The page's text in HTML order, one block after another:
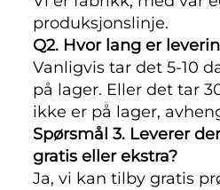
produksjonslinje.
Q2. Hvor lang er
Vanligvis tar det 5-10
på lager. Eller det tar
ikke er på lager,
Spørsmål 3. Leverer
gratis eller ekstra?
Ja, vi kan tilby gratis